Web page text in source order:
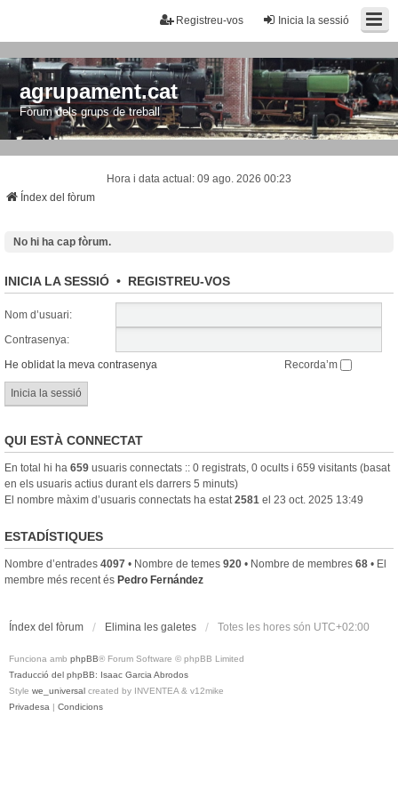
Inicia la sessió
Registreu-vos
agrupament.cat
Fòrum dels grups de treball
Hora i data actual: 09 ago. 2026 00:23
Índex del fòrum
No hi ha cap fòrum.
INICIA LA SESSIÓ • REGISTREU-VOS
Nom d’usuari:
Contrasenya:
He oblidat la meva contrasenya
Recorda’m
QUI ESTÀ CONNECTAT
En total hi ha 659 usuaris connectats :: 0 registrats, 0 ocults i 659 visitants (basat
en els usuaris actius durant els darrers 5 minuts)
El nombre màxim d’usuaris connectats ha estat 2581 el 23 oct. 2025 13:49
ESTADÍSTIQUES
Nombre d’entrades 4097 • Nombre de temes 920 • Nombre de membres 68 • El
membre més recent és Pedro Fernández
Índex del fòrum Elimina les galetes Totes les hores són UTC+02:00
Funciona amb phpBB® Forum Software © phpBB Limited
Traducció del phpBB: Isaac Garcia Abrodos
Style we_universal created by INVENTEA & v12mike
Privadesa | Condicions